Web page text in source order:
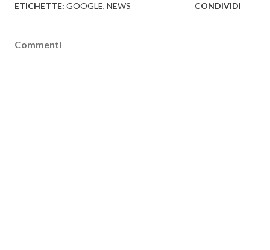
ETICHETTE: GOOGLE NEWS CONDIVIDI
Commenti